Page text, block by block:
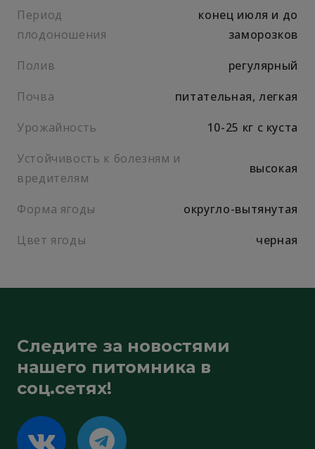
Период
плодоношения
конец июля и до
заморозков
Полив
регулярный
Почва
питательная, легкая
Урожайность
10-25 кг с куста
Устойчивость к болезням и
вредителям
высокая
Форма ягоды
округло-вытянутая
Цвет ягоды
черная
Следите за новостями
нашего питомника в
соц.сетях!